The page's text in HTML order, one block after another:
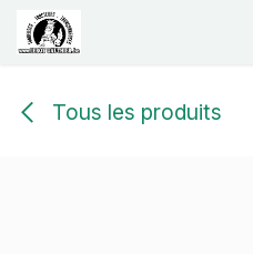
Se rendre au contenu
Tous les produits